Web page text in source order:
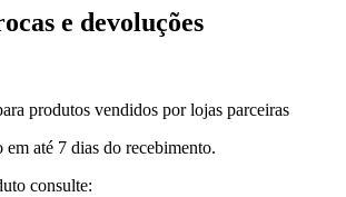
e devoluções
produtos vendidos por lojas parceiras
até 7 dias do recebimento.
consulte: